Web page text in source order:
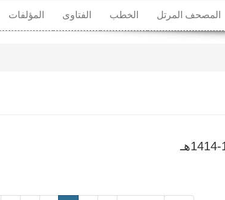
المصحف المرتل الخطب الفتاوى المؤلفات